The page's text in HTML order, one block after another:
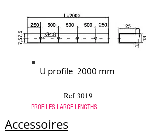
U profile 2000 mm
Ref 3019
PROFILES LARGE LENGTHS
Accessoires